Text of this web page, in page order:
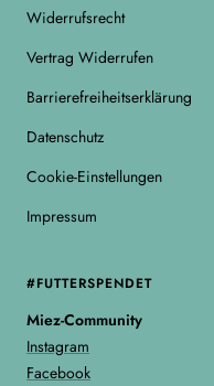
Widerrufsrecht
Vertrag Widerrufen
Barrierefreiheitserklärung
Datenschutz
Cookie-Einstellungen
Impressum
#FUTTERSPENDET
Miez-Community
Instagram
Facebook